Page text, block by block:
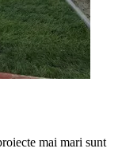
mai mari sunt